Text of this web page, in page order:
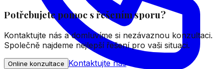
Potřebujete pomoc s řešením sporu?
Kontaktujte nás a domluvíme si nezávaznou konzultaci.
Společně najdeme nejlepší řešení pro vaši situaci.
Online konzultace Kontaktujte nás